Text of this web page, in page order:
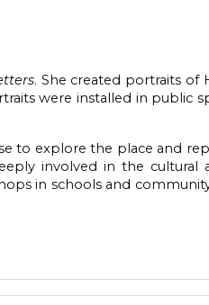
. She created portraits of
were installed in public
to explore the place and
involved in the cultural
in schools and